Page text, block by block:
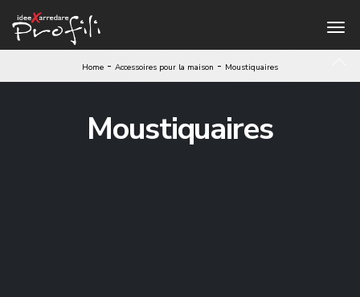
Home - Accessoires pour la maison - Moustiquaires
Moustiquaires